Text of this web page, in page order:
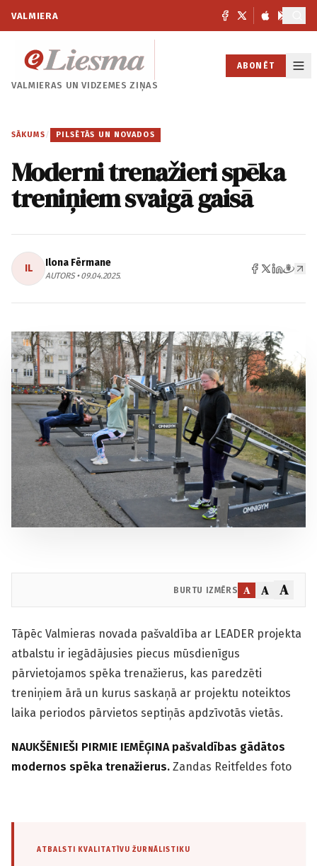
VALMIERA
VALMIERAS UNVIDZEMES ZIŅAS
ABONĒT
SĀKUMS / PILSĒTĀS UN NOVADOS
Moderni trenažieri spēka
treniņiem svaigā gaisā
IL Ilona Fērmane
AUTORS • 09.04.2025.
BURTU IZMĒRS A A A
Tāpēc Valmieras novada pašvaldība ar LEADER projekta
atbalstu ir iegādājusies piecus mūsdienīgus
pārvietojamos spēka trenažierus, kas paredzēti
treniņiem ārā un kurus saskaņā ar projektu noteiktos
laika periodos pārvietos septiņās apdzīvotās vietās.
NAUKŠĒNIEŠI PIRMIE IEMĒĢINA pašvaldības gādātos
modernos spēka trenažierus. Zandas Reitfeldes foto
ATBALSTI KVALITATĪVU ŽURNĀLISTIKU